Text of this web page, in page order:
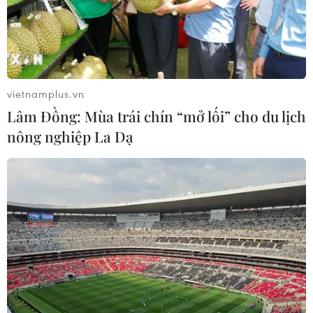
trên mạng
08/08/2026 05:35
Ghe gỗ phát nổ trên sông
Sài Gòn khiến một người
tăng tốc thi công, sẽ cán
mốc vận hành từ tháng
4/2027
08/08/2026 04:30
vietnamplus.vn
Lâm Đồng: Mùa trái chín “mở lối” cho du lịch
nông nghiệp La Dạ